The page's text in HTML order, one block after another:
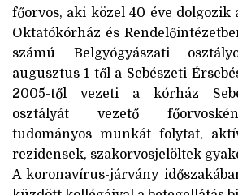
főorvos, aki közel 40 éve dolgozik
Oktatókórház és
számú Belgyógyászati
augusztus 1-től a Sebészeti-
2005-től vezeti a kórház
osztályát vezető
tudományos munkát folytat,
rezidensek, szakorvosjelöltek
A koronavírus-járvány